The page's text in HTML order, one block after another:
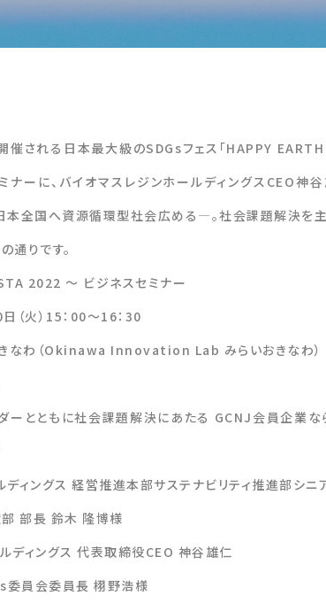
される日本最大級のSDGsフェス「HAPPY EARTH
ナーに、バイオマスレジンホールディングスCEO神
本全国へ資源循環型社会広める―。社会課題解決を主
通りです。
2022 ～ ビジネスセミナー
（火）15：00～16：30
おきなわ（Okinawa Innovation Lab みらいおきなわ）
ダーとともに社会課題解決にあたる GCNJ会員企業
ディングス 経営推進本部サステナビリティ推進部シ
部 部長 鈴木 隆博様
ディングス 代表取締役CEO 神谷雄仁
委員会委員長 栩野浩様